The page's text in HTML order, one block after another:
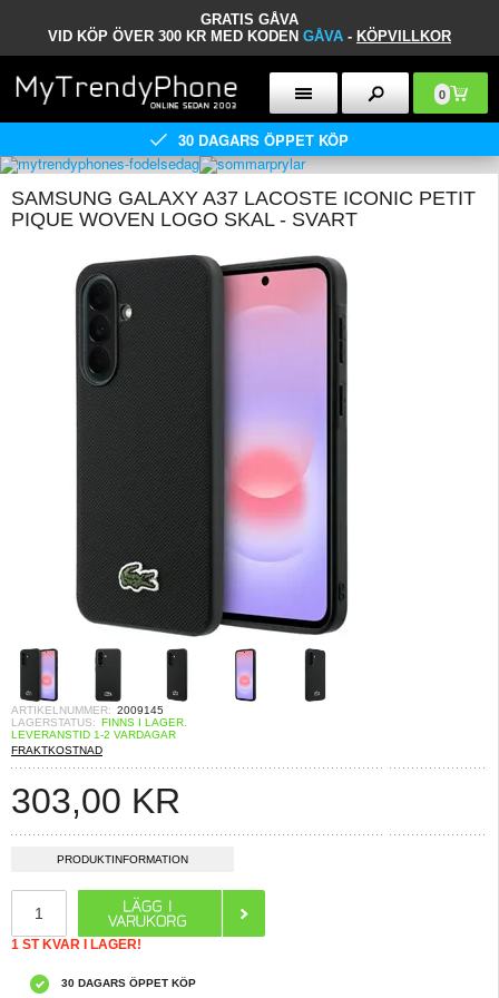
GRATIS GÅVA
VID KÖP ÖVER 300 KR MED KODEN GÅVA - KÖPVILLKOR
0
30 DAGARS ÖPPET KÖP
SAMSUNG GALAXY A37 LACOSTE ICONIC PETIT
PIQUE WOVEN LOGO SKAL - SVART
ARTIKELNUMMER: 2009145
LAGERSTATUS: FINNS I LAGER.
LEVERANSTID 1-2 VARDAGAR
FRAKTKOSTNAD
303,00 KR
PRODUKTINFORMATION
1 ST KVAR I LAGER!
30 DAGARS ÖPPET KÖP